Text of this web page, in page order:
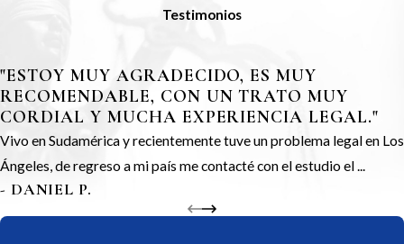
Testimonios
"ESTOY MUY AGRADECIDO, ES MUY
RECOMENDABLE, CON UN TRATO MUY
CORDIAL Y MUCHA EXPERIENCIA LEGAL."
Vivo en Sudamérica y recientemente tuve un problema legal en Los
Ángeles, de regreso a mi país me contacté con el estudio el ...
- DANIEL P.